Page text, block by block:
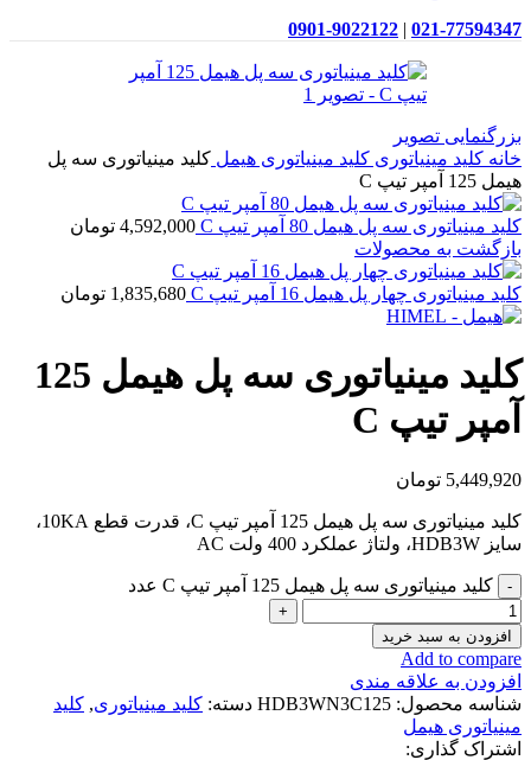
021-77594347
|
0901-9022122
بزرگنمایی تصویر
خانه کلید مینیاتوری کلید مینیاتوری هیمل کلید مینیاتوری سه پل
هیمل 125 آمپر تیپ C
کلید مینیاتوری سه پل هیمل 80 آمپر تیپ C 4,592,000 تومان
بازگشت به محصولات
کلید مینیاتوری چهار پل هیمل 16 آمپر تیپ C 1,835,680 تومان
کلید مینیاتوری سه پل هیمل 125
آمپر تیپ C
5,449,920 تومان
کلید مینیاتوری سه پل هیمل 125 آمپر تیپ C، قدرت قطع 10KA،
سایز HDB3W، ولتاژ عملکرد 400 ولت AC
کلید مینیاتوری سه پل هیمل 125 آمپر تیپ C عدد
افزودن به سبد خرید
Add to compare
افزودن به علاقه مندی
شناسه محصول: HDB3WN3C125 دسته: کلید مینیاتوری, کلید
مینیاتوری هیمل
اشتراک گذاری: